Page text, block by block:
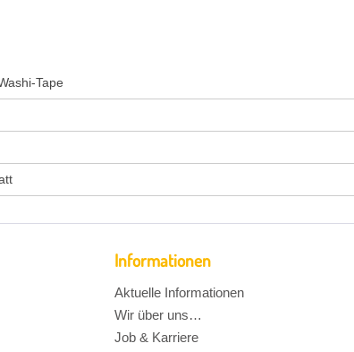
Tape
Informationen
Aktuelle Informationen
Wir über uns…
Job & Karriere